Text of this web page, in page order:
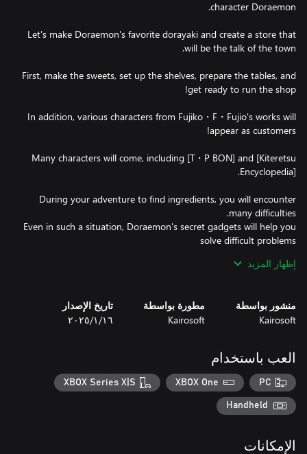
Let's make Doraemon's favorite dorayaki and create a store that
First, make the sweets, set up the shelves, prepare the tables, and
In addition, various characters from Fujiko・F・Fujio's works will
Many characters will come, including [T・P BON] and [Kiteretsu
During your adventure to find ingredients, you will encounter
Even in such a situation, Doraemon's secret gadgets will help you
Enjoy Doraemon's unique adventures.
إظهار المزيد
منشور بواسطة
Kairosoft
مطورة بواسطة
Kairosoft
تاريخ الإصدار
١٦‏/١‏/٢٠٢٥
العب باستخدام
PC
XBOX One
XBOX Series X|S
Handheld
الإمكانات